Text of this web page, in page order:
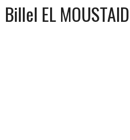
Billel EL MOUSTAID